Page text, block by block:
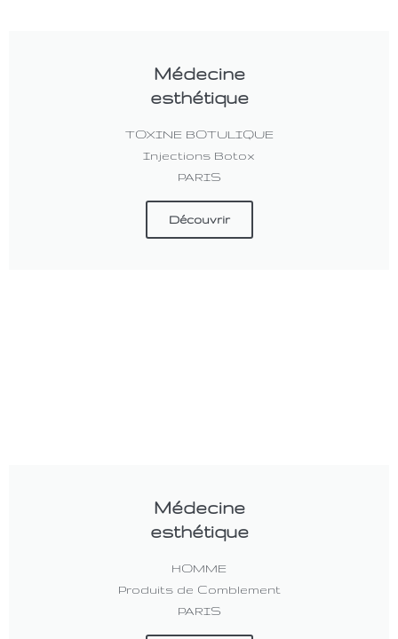
Médecine
esthétique
TOXINE BOTULIQUE
Injections Botox
PARIS
Découvrir
Médecine
esthétique
HOMME
Produits de Comblement
PARIS